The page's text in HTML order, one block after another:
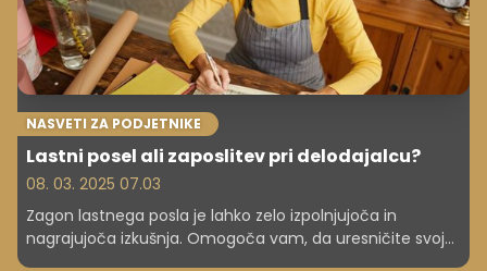
NASVETI ZA PODJETNIKE
Lastni posel ali zaposlitev pri delodajalcu?
08. 03. 2025 07.03
Zagon lastnega posla je lahko zelo izpolnjujoča in
nagrajujoča izkušnja. Omogoča vam, da uresničite svoje